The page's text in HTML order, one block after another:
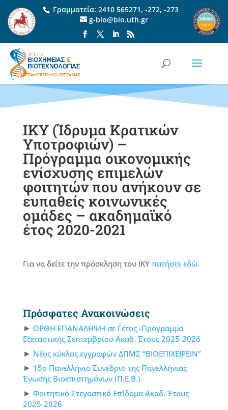
Γραμματεία: 2410 565271, -272, -273
g-bio@bio.uth.gr
ΙΚΥ (Ίδρυμα Κρατικών
Υποτροφιών) –
Πρόγραμμα οικονομικής
ενίσχυσης επιμελών
φοιτητών που ανήκουν σε
ευπαθείς κοινωνικές
ομάδες – ακαδημαϊκό
έτος 2020-2021
Για να δείτε την πρόσκληση του ΙΚΥ πατήστε εδώ.
Πρόσφατες Ανακοινώσεις
ΟΡΘΗ ΕΠΑΝΑΛΗΨΗ σε Γ΄έτος -Πρόγραμμα
Εξεταστικής Σεπτεμβρίου Ακαδ. Έτους 2025-2026
Νέος κύκλος εγγραφών ΔΠΜΣ “ΒΙΟΕΠΙΧΕΙΡΕΙΝ”
15ο Πανελλήνιο Συνέδριο της Πανελλήνιας
Ένωσης Βιοεπιστημόνων (Π.Ε.Β.)
Φοιτητικό Στεγαστικό Επίδομα Ακαδ. Έτους
2025-2026